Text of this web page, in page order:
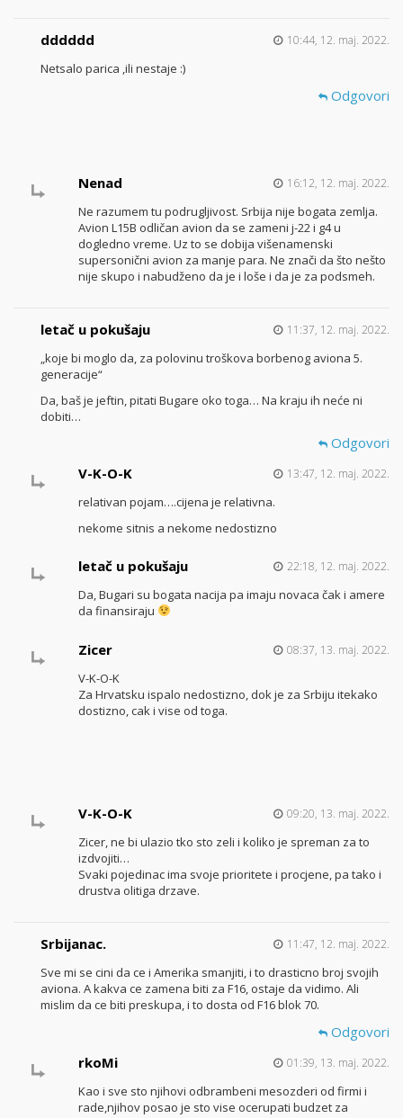
dddddd 10:44, 12. maj. 2022.
Netsalo parica ,ili nestaje :)
Odgovori
Nenad 16:12, 12. maj. 2022.
Ne razumem tu podrugljivost. Srbija nije bogata zemlja.
Avion L15B odličan avion da se zameni j-22 i g4 u
dogledno vreme. Uz to se dobija višenamenski
supersonični avion za manje para. Ne znači da što nešto
nije skupo i nabudženo da je i loše i da je za podsmeh.
letač u pokušaju 11:37, 12. maj. 2022.
„koje bi moglo da, za polovinu troškova borbenog aviona 5.
generacije“
Da, baš je jeftin, pitati Bugare oko toga… Na kraju ih neće ni
dobiti…
Odgovori
V-K-O-K
13:47, 12. maj. 2022.
relativan pojam….cijena je relativna.
nekome sitnis a nekome nedostizno
letač u pokušaju 22:18, 12. maj. 2022.
Da, Bugari su bogata nacija pa imaju novaca čak i amere
da finansiraju
Zicer 08:37, 13. maj. 2022.
V-K-O-K
Za Hrvatsku ispalo nedostizno, dok je za Srbiju itekako
dostizno, cak i vise od toga.
V-K-O-K 09:20, 13. maj. 2022.
Zicer, ne bi ulazio tko sto zeli i koliko je spreman za to
izdvojiti…
Svaki pojedinac ima svoje prioritete i procjene, pa tako i
drustva olitiga drzave.
Srbijanac. 11:47, 12. maj. 2022.
Sve mi se cini da ce i Amerika smanjiti, i to drasticno broj svojih
aviona. A kakva ce zamena biti za F16, ostaje da vidimo. Ali
mislim da ce biti preskupa, i to dosta od F16 blok 70.
Odgovori
rkoMi
01:39, 13. maj. 2022.
Kao i sve sto njihovi odbrambeni mesozderi od firmi i
rade,njihov posao je sto vise ocerupati budzet za